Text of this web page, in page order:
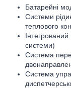
Батарейні
Системи
теплового
системи)
Система
Система